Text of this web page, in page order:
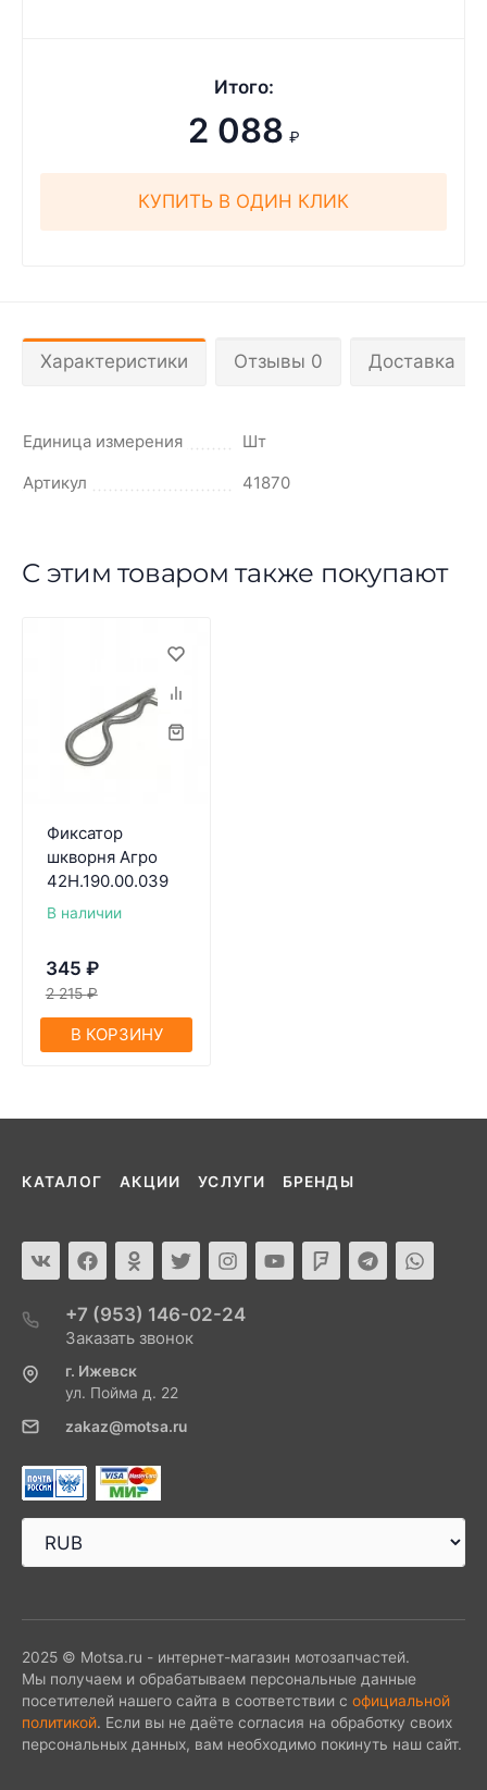
Итого:
2 088 ₽
КУПИТЬ В ОДИН КЛИК
Характеристики Отзывы 0 Доставка
Единица измерения
Шт
Артикул
41870
С этим товаром также покупают
Фиксатор
шкворня Агро
42Н.190.00.039
В наличии
345 ₽
2 215 ₽
В КОРЗИНУ
КАТАЛОГ АКЦИИ УСЛУГИ БРЕНДЫ
+7 (953) 146-02-24
Заказать звонок
г. Ижевск
ул. Пойма д. 22
zakaz@motsa.ru
2025 © Motsa.ru - интернет-магазин мотозапчастей.
Мы получаем и обрабатываем персональные данные
посетителей нашего сайта в соответствии с официальной
политикой. Если вы не даёте согласия на обработку своих
персональных данных, вам необходимо покинуть наш сайт.